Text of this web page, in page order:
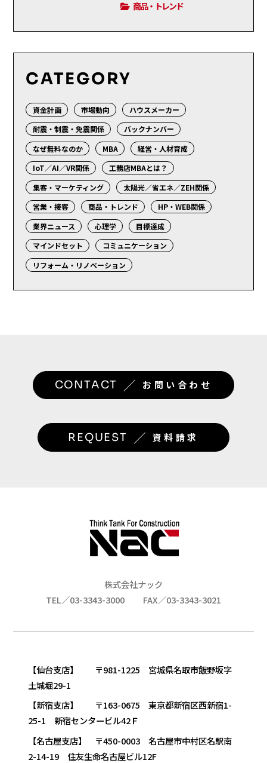
商品・トレンド
CATEGORY
資金計画 市場動向
ハウスメーカー
耐震・制震・免震関係
バックナンバー
なぜ無料なのか
MBA
経営・人材育成
IoT／AI／VR関係
工務店MBAとは？
集客・マーケティング
太陽光／省エネ／ZEH関係
営業・接客
商品・トレンド
HP・WEB関係
業界ニュース
心理学
目標達成
マインドセット
コミュニケーション
リフォーム・リノベーション
CONTACT ／ お問い合わせ
REQUEST ／ 資料請求
株式会社ナック
TEL／03-3343-3000
FAX／03-3343-3021
【仙台支店】 〒981-1225 宮城県名取市飯野坂字
土城堀29-1
【新宿支店】 〒163-0675 東京都新宿区西新宿1-
25-1 新宿センタービル42Ｆ
【名古屋支店】 〒450-0003 名古屋市中村区名駅南
2-14-19 住友生命名古屋ビル12F